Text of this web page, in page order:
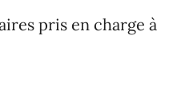
pris en charge à